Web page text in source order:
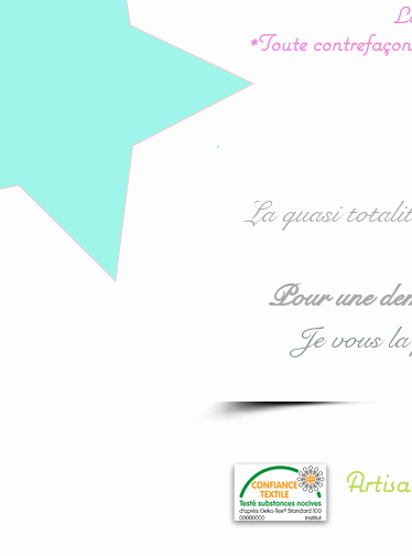
*Toute
La quasi
Pour une
Je vous la